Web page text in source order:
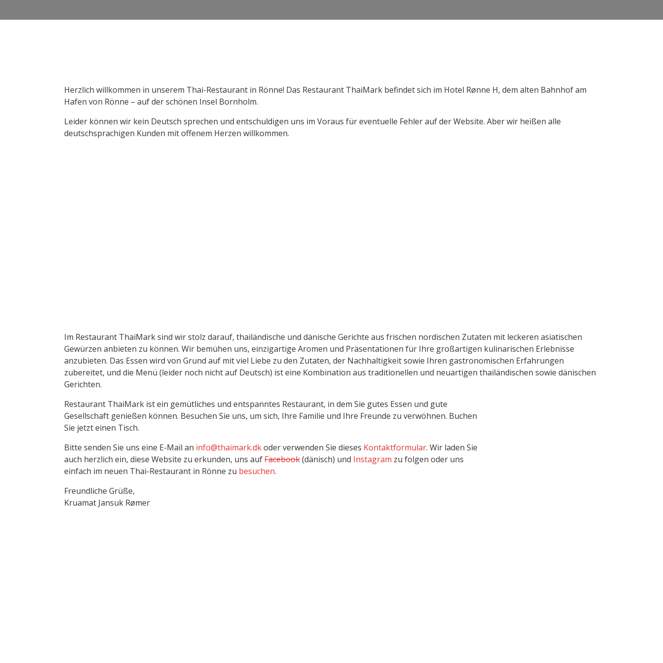
Herzlich willkommen in unserem Thai-Restaurant in Rönne! Das Restaurant ThaiMark befindet sich im Hotel Rønne H, dem alten Bahnhof am
Hafen von Rönne – auf der schönen Insel Bornholm.
Leider können wir kein Deutsch sprechen und entschuldigen uns im Voraus für eventuelle Fehler auf der Website. Aber wir heißen alle
deutschsprachigen Kunden mit offenem Herzen willkommen.
Im Restaurant ThaiMark sind wir stolz darauf, thailändische und dänische Gerichte aus frischen nordischen Zutaten mit leckeren asiatischen
Gewürzen anbieten zu können. Wir bemühen uns, einzigartige Aromen und Präsentationen für Ihre großartigen kulinarischen Erlebnisse
anzubieten. Das Essen wird von Grund auf mit viel Liebe zu den Zutaten, der Nachhaltigkeit sowie Ihren gastronomischen Erfahrungen
zubereitet, und die Menü (leider noch nicht auf Deutsch) ist eine Kombination aus traditionellen und neuartigen thailändischen sowie dänischen
Gerichten.
Restaurant ThaiMark ist ein gemütliches und entspanntes Restaurant, in dem Sie gutes Essen und gute
Gesellschaft genießen können. Besuchen Sie uns, um sich, Ihre Familie und Ihre Freunde zu verwöhnen. Buchen
Sie jetzt einen Tisch.
Bitte senden Sie uns eine E-Mail an info@thaimark.dkoder verwenden Sie dieses Kontaktformular. Wir laden Sie
auch herzlich ein, diese Website zu erkunden, uns aufFacebook(dänisch) und Instagram zu folgen oder uns
einfach im neuen Thai-Restaurant in Rönne zu besuchen.
Freundliche Grüße,
Kruamat Jansuk Rømer